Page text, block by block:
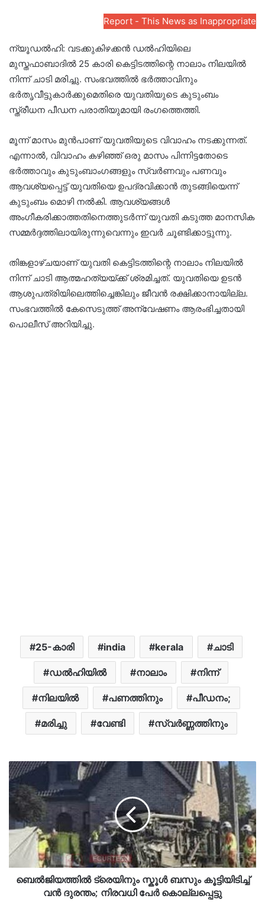
Report - This News as Inappropriate
ന്യൂഡൽഹി: വടക്കുകിഴക്കൻ ഡൽഹിയിലെ
മുസ്തഫാബാദിൽ 25 കാരി കെട്ടിടത്തിന്റെ നാലാം നിലയിൽ
നിന്ന് ചാടി മരിച്ചു. സംഭവത്തിൽ ഭർത്താവിനും
ഭർതൃവീട്ടുകാർക്കുമെതിരെ യുവതിയുടെ കുടുംബം
സ്ത്രീധന പീഡന പരാതിയുമായി രംഗത്തെത്തി.
മൂന്ന് മാസം മുൻപാണ് യുവതിയുടെ വിവാഹം നടക്കുന്നത്.
എന്നാൽ, വിവാഹം കഴിഞ്ഞ് ഒരു മാസം പിന്നിട്ടതോടെ
ഭർത്താവും കുടുംബാംഗങ്ങളും സ്വർണവും പണവും
ആവശ്യപ്പെട്ട് യുവതിയെ ഉപദ്രവിക്കാൻ തുടങ്ങിയെന്ന്
കുടുംബം മൊഴി നൽകി. ആവശ്യങ്ങൾ
അംഗീകരിക്കാത്തതിനെത്തുടർന്ന് യുവതി കടുത്ത മാനസിക
സമ്മർദ്ദത്തിലായിരുന്നുവെന്നും ഇവർ ചൂണ്ടിക്കാട്ടുന്നു.
തിങ്കളാഴ്ചയാണ് യുവതി കെട്ടിടത്തിന്റെ നാലാം നിലയിൽ
നിന്ന് ചാടി ആത്മഹത്യയ്ക്ക് ശ്രമിച്ചത്. യുവതിയെ ഉടൻ
ആശുപത്രിയിലെത്തിച്ചെങ്കിലും ജീവൻ രക്ഷിക്കാനായില്ല.
സംഭവത്തിൽ കേസെടുത്ത് അന്വേഷണം ആരംഭിച്ചതായി
പൊലീസ് അറിയിച്ചു.
25-കാരി india kerala ചാടി
ഡൽഹിയിൽ നാലാം നിന്ന്
നിലയിൽ പണത്തിനും പീഡനം;
മരിച്ചു വേണ്ടി സ്വർണ്ണത്തിനും
ബെൽജിയത്തിൽ ട്രെയിനും സ്കൂൾ ബസും കൂട്ടിയിടിച്ച്
വൻ ദുരന്തം; നിരവധി പേർ കൊല്ലപ്പെട്ടു